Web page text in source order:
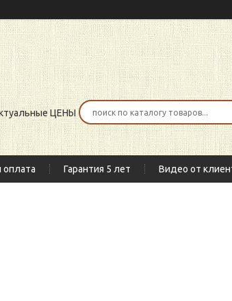
ЦЕНЫ
оплата Гарантия 5 лет Видео от